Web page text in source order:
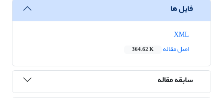
فایل ها
اصل مقاله
364.62 K
سابقه مقاله